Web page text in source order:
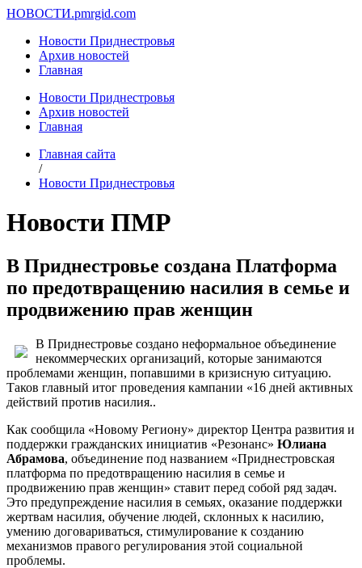
НОВОСТИ.pmrgid.com
Новости Приднестровья
Архив новостей
Главная
Новости Приднестровья
Архив новостей
Главная
Главная сайта
/
Новости Приднестровья
Новости ПМР
В Приднестровье создана Платформа
по предотвращению насилия в семье и
продвижению прав женщин
В Приднестровье создано неформальное объединение
некоммерческих организаций, которые занимаются
проблемами женщин, попавшими в кризисную ситуацию.
Таков главный итог проведения кампании «16 дней активных
действий против насилия..
Как сообщила «Новому Региону» директор Центра развития и
поддержки гражданских инициатив «Резонанс» Юлиана
Абрамова, объединение под названием «Приднестровская
платформа по предотвращению насилия в семье и
продвижению прав женщин» ставит перед собой ряд задач.
Это предупреждение насилия в семьях, оказание поддержки
жертвам насилия, обучение людей, склонных к насилию,
умению договариваться, стимулирование к созданию
механизмов правого регулирования этой социальной
проблемы.